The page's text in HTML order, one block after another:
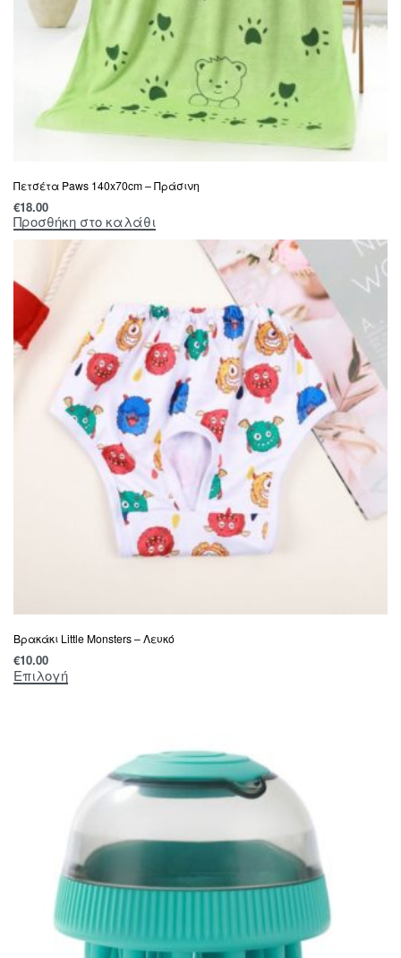
Πετσέτα Paws 140x70cm – Πράσινη
€18.00
Προσθήκη στο καλάθι
Βρακάκι Little Monsters – Λευκό
€10.00
Επιλογή